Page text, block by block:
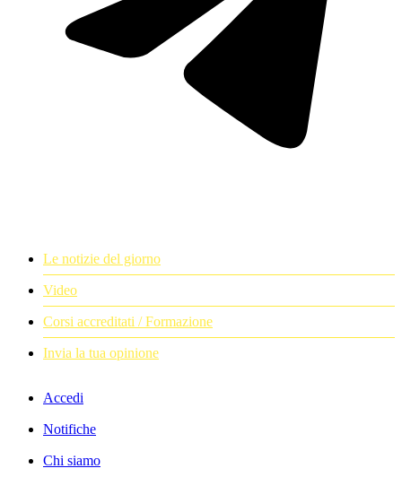
Le notizie del giorno
Video
Corsi accreditati / Formazione
Invia la tua opinione
Accedi
Notifiche
Chi siamo